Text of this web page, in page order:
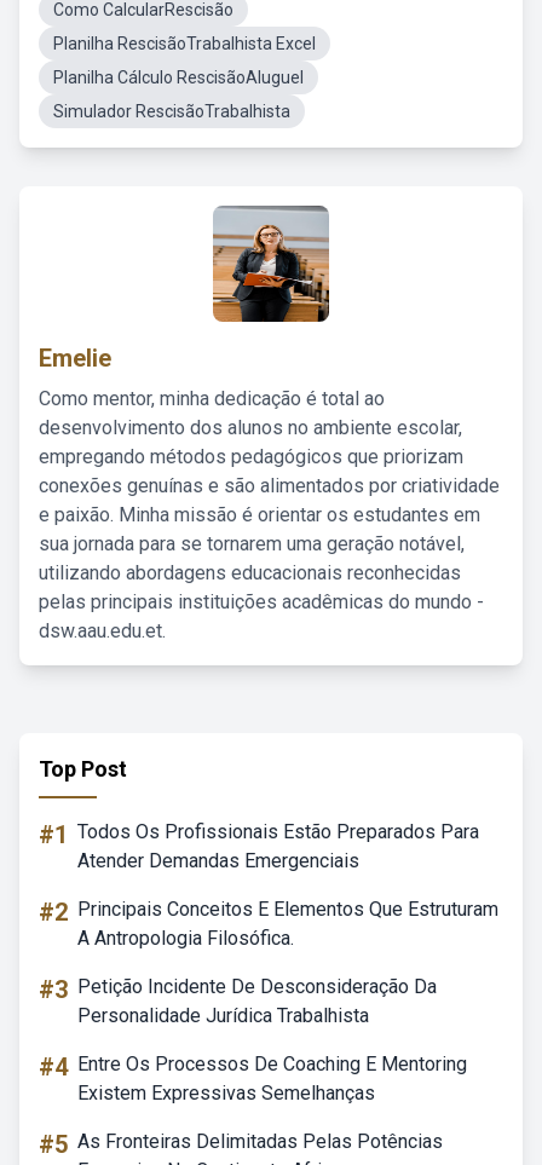
Como CalcularRescisão
Planilha RescisãoTrabalhista Excel
Planilha Cálculo RescisãoAluguel
Simulador RescisãoTrabalhista
Emelie
Como mentor, minha dedicação é total ao
desenvolvimento dos alunos no ambiente escolar,
empregando métodos pedagógicos que priorizam
conexões genuínas e são alimentados por criatividade
e paixão. Minha missão é orientar os estudantes em
sua jornada para se tornarem uma geração notável,
utilizando abordagens educacionais reconhecidas
pelas principais instituições acadêmicas do mundo -
dsw.aau.edu.et.
Top Post
#1 Todos Os Profissionais Estão Preparados Para
Atender Demandas Emergenciais
#2 Principais Conceitos E Elementos Que Estruturam
A Antropologia Filosófica.
#3 Petição Incidente De Desconsideração Da
Personalidade Jurídica Trabalhista
#4 Entre Os Processos De Coaching E Mentoring
Existem Expressivas Semelhanças
#5 As Fronteiras Delimitadas Pelas Potências